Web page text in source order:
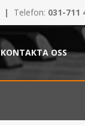
| Telefon: 031-711
KONTAKTA OSS